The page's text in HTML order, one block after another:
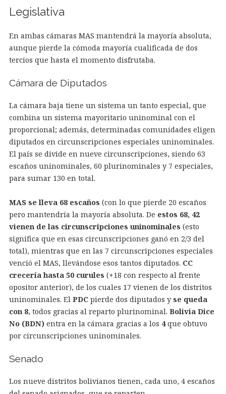
Legislativa
En ambas cámaras MAS mantendrá la mayoría absoluta,
aunque pierde la cómoda mayoría cualificada de dos
tercios que hasta el momento disfrutaba.
Cámara de Diputados
La cámara baja tiene un sistema un tanto especial, que
combina un sistema mayoritario uninominal con el
proporcional; además, determinadas comunidades eligen
diputados en circunscripciones especiales uninominales.
El país se divide en nueve circunscripciones, siendo 63
escaños uninominales, 60 plurinominales y 7 especiales,
para sumar 130 en total.
MAS se lleva 68 escaños (con lo que pierde 20 escaños
pero mantendría la mayoría absoluta. De estos 68, 42
vienen de las circunscripciones uninominales (esto
significa que en esas circunscripciones ganó en 2/3 del
total), mientras que en las 7 circunscripciones especiales
venció el MAS, llevándose esos tantos diputados. CC
crecería hasta 50 curules (+18 con respecto al frente
opositor anterior), de los cuales 17 vienen de los distritos
uninominales. El PDCpierde dos diputados y se queda
con 8, todos gracias al reparto plurinominal. Bolivia Dice
No (BDN)entra en la cámara gracias a los 4que obtuvo
por circunscripciones uninominales.
Senado
Los nueve distritos bolivianos tienen, cada uno, 4 escaños